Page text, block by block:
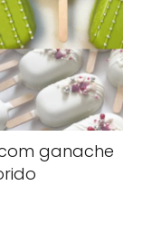
ganache